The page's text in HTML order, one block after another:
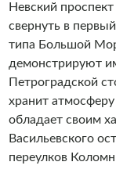
Невский
свернуть в
типа Большой
демонстрируют
Петроградской
хранит
обладает своим
Васильевского
переулков